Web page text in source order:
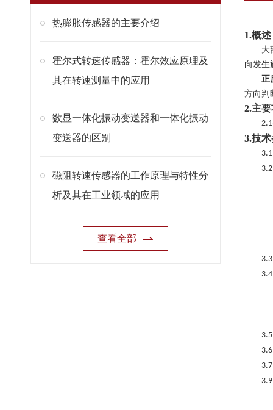
热膨胀传感器的主要介绍
霍尔式转速传感器：霍尔效应原理及
其在转速测量中的应用
数显一体化振动变送器和一体化振动
变送器的区别
磁阻转速传感器的工作原理与特性分
析及其在工业领域的应用
查看全部
1.概述
大
向发生
正
方向判
2.主
2.1
3.技
3.1
3.2
3.3
3.4
3.5
3.6
3.7
3.9